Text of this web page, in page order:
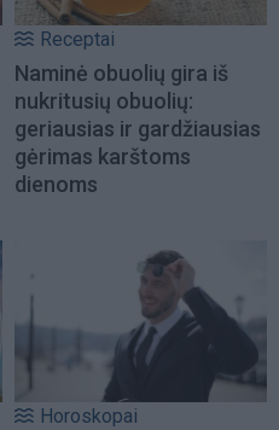
Receptai
Naminė obuolių gira iš
nukritusių obuolių:
geriausias ir gardžiausias
gėrimas karštoms
dienoms
Horoskopai